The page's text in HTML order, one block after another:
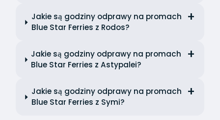
Jakie są godziny odprawy na promach
Blue Star Ferries z Rodos?
Jakie są godziny odprawy na promach
Blue Star Ferries z Astypalei?
Jakie są godziny odprawy na promach
Blue Star Ferries z Symi?